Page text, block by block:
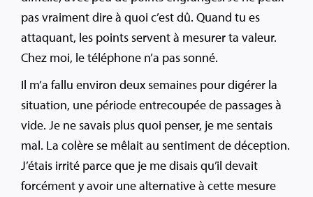
pas vraiment dire à quoi c’est dû. Quand tu es
attaquant, les points servent à mesurer ta valeur.
Chez moi, le téléphone n’a pas sonné.
Il m’a fallu environ deux semaines pour digérer la
situation, une période entrecoupée de passages à
vide. Je ne savais plus quoi penser, je me sentais
mal. La colère se mêlait au sentiment de déception.
J’étais irrité parce que je me disais qu’il devait
forcément y avoir une alternative à cette mesure